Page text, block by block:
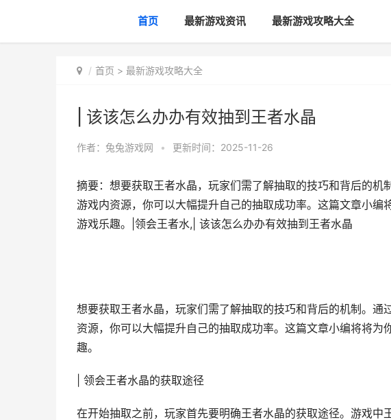
首页 最新游戏资讯 最新游戏攻略大全
首页 > 最新游戏攻略大全
| 该该怎么办办有效抽到王者水晶
作者： 兔兔游戏网 • 更新时间：2025-11-26
摘要：想要获取王者水晶，玩家们需了解抽取的技巧和背后的机
游戏内资源，你可以大幅提升自己的抽取成功率。这篇文章小
游戏乐趣。|领会王者水,| 该该怎么办办有效抽到王者水晶
想要获取王者水晶，玩家们需了解抽取的技巧和背后的机制。
资源，你可以大幅提升自己的抽取成功率。这篇文章小编将将
趣。
| 领会王者水晶的获取途径
在开始抽取之前，玩家首先要明确王者水晶的获取途径。游戏